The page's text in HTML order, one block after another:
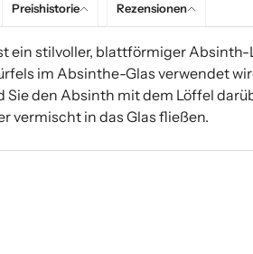
Preishistorie Rezensionen
ein stilvoller, blattförmiger Absinth-
im Absinthe-Glas verwendet
den Absinth mit dem Löffel
vermischt in das Glas fließen.